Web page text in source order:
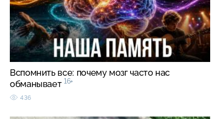
Вспомнить все: почему мозг часто нас
обманывает 16+
436